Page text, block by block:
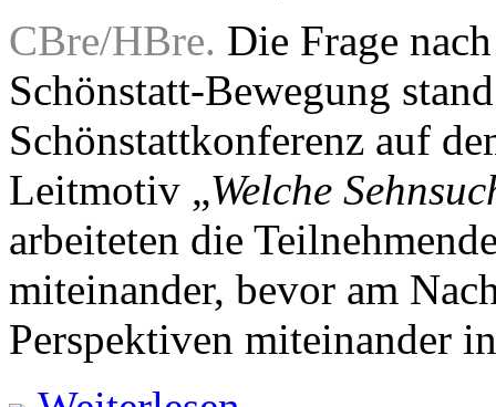
CBre/HBre. Die Frage
Schönstatt-Bewegung
Schönstattkonferenz auf
Leitmotiv „Welche
arbeiteten die
miteinander, bevor am
Perspektiven miteinander